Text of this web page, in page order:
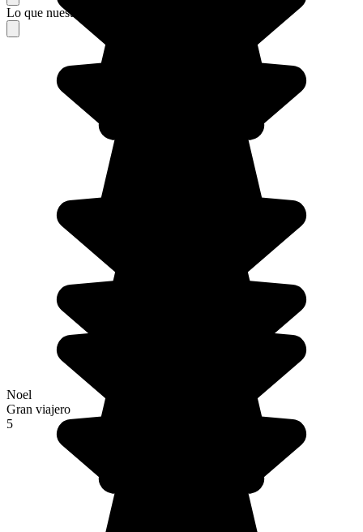
Lo que nuestros viajeros piensan de su estancia
Noel
Gran viajero
5